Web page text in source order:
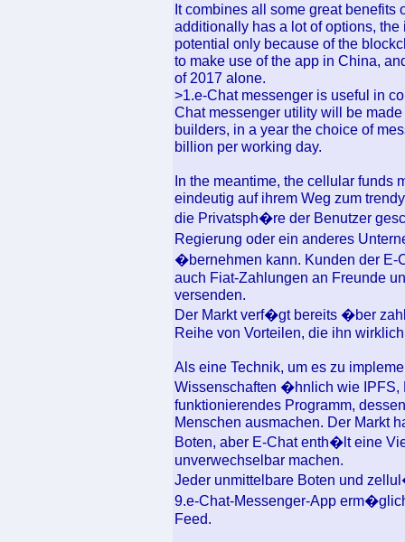
It combines all some great benefits
additionally has a lot of options,
potential only because of the
to make use of the app in China,
of 2017 alone.
>1.e-Chat messenger is useful in
Chat messenger utility will be
builders, in a year the choice of
billion per working day.
In the meantime, the cellular funds
eindeutig auf ihrem Weg zum
die Privatsph�re der Benutzer
Regierung oder ein anderes
�bernehmen kann. Kunden der
auch Fiat-Zahlungen an Freunde
versenden.
Der Markt verf�gt bereits �ber
Reihe von Vorteilen, die ihn
Als eine Technik, um es zu
Wissenschaften �hnlich wie IPFS,
funktionierendes Programm,
Menschen ausmachen. Der Markt
Boten, aber E-Chat enth�lt eine
unverwechselbar machen.
Jeder unmittelbare Boten und
9.e-Chat-Messenger-App
Feed.